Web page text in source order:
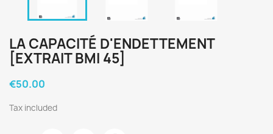
LA CAPACITÉ D'ENDETTEMENT
[EXTRAIT BMI 45]
€50.00
Tax included